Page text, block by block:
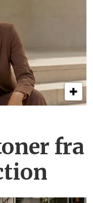
fra